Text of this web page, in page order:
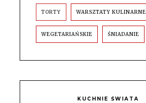
TORTY WARSZTATY KULINARNE
WEGETARIAŃSKIE ŚNIADANIE
KUCHNIE ŚWIATA